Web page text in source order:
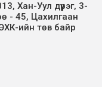
Хан-Уул дүүрэг, 3-
- 45, Цахилгаан
ийн төв байр